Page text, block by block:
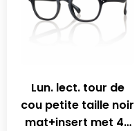
Lun. lect. tour de
cou petite taille noir
mat+insert met 47